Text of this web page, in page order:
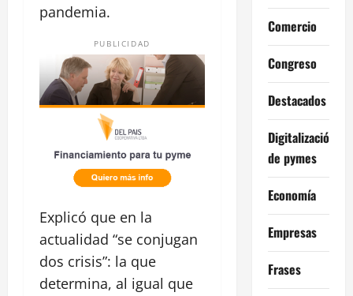
pandemia.
PUBLICIDAD
Explicó que en la
actualidad “se conjugan
dos crisis”: la que
determina, al igual que
Comercio
Congreso
Destacados
Digitalización
de pymes
Economía
Empresas
Frases